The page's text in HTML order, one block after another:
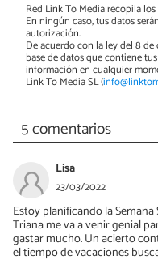
Red Link To Media recopila
En ningún caso, tus datos
autorización.
De acuerdo con la ley del 8 de
base de datos que contiene
información en cualquier
Link To Media SL (
5 comentarios
Lisa
23/03/2022
Estoy planificando la
Triana me va a venir genial
gastar mucho. Un acierto
el tiempo de vacaciones